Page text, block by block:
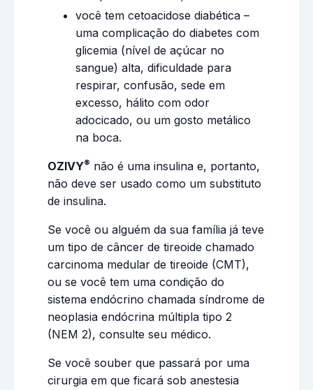
você tem cetoacidose diabética –
uma complicação do diabetes com
glicemia (nível de açúcar no
sangue) alta, dificuldade para
respirar, confusão, sede em
excesso, hálito com odor
adocicado, ou um gosto metálico
na boca.
OZIVY® não é uma insulina e, portanto,
não deve ser usado como um substituto
de insulina.
Se você ou alguém da sua família já teve
um tipo de câncer de tireoide chamado
carcinoma medular de tireoide (CMT),
ou se você tem uma condição do
sistema endócrino chamada síndrome de
neoplasia endócrina múltipla tipo 2
(NEM 2), consulte seu médico.
Se você souber que passará por uma
cirurgia em que ficará sob anestesia